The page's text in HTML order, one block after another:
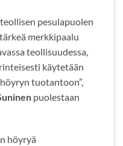
pesulapuolen
merkkipaalu
teollisuudessa,
käytetään
tuotantoon”,
puolestaan
höyryä